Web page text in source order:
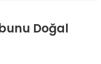
Doğal